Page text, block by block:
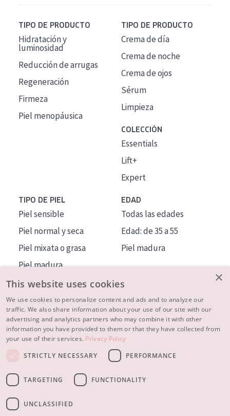
TIPO DE PRODUCTO
Hidratación y
luminosidad
Reducción de arrugas
Regeneración
Firmeza
Piel menopáusica
TIPO DE PRODUCTO
Crema de día
Crema de noche
Crema de ojos
Sérum
Limpieza
COLECCIÓN
Essentials
Lift+
Expert
TIPO DE PIEL
Piel sensible
Piel normal y seca
Piel mixata o grasa
Piel madura
Piel expuesta al sol
Piel menopáusica
EDAD
Todas las edades
Edad: de 35 a 55
Piel madura
MÁS SOBRE NOSOTROS
INSPIRACIÓN
CONTACTO
© 2023 - 2026 Diadermine
×
This website uses cookies
We use cookies to personalize content and ads and to analyze our
traffic. We also share information about your use of our site with our
advertising and analytics partners who may combine it with other
information you have provided to them or that they have collected from
your use of their services. Privacy Policy
STRICTLY NECESSARY
PERFORMANCE
TARGETING FUNCTIONALITY
UNCLASSIFIED